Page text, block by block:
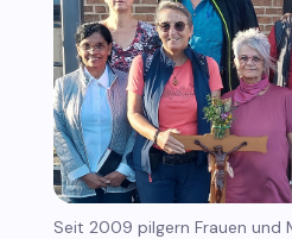
Seit 2009 pilgern Frauen und